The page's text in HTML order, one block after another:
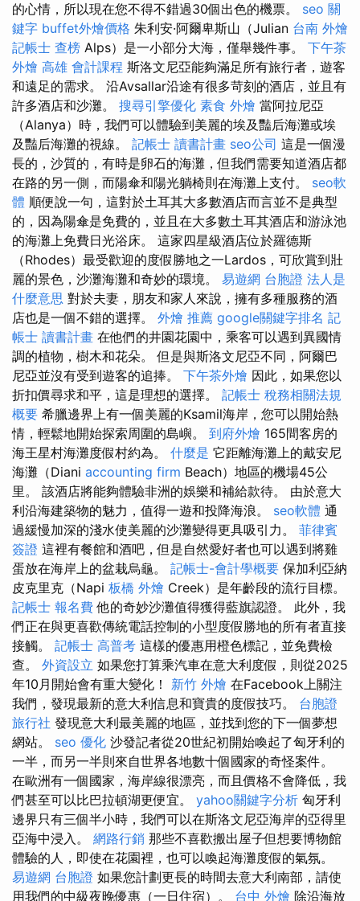
的心情，所以現在您不得不錯過30個出色的機票。 seo 關
鍵字 buffet外燴價格 朱利安·阿爾卑斯山（Julian 台南 外燴
記帳士 查榜 Alps）是一小部分大海，僅舉幾件事。 下午茶
外燴 高雄 會計課程 斯洛文尼亞能夠滿足所有旅行者，遊客
和遠足的需求。 沿Avsallar沿途有很多苛刻的酒店，並且有
許多酒店和沙灘。 搜尋引擎優化 素食 外燴 當阿拉尼亞
（Alanya）時，我們可以體驗到美麗的埃及豔后海灘或埃
及豔后海灘的視線。 記帳士 讀書計畫 seo公司 這是一個漫
長的，沙質的，有時是卵石的海灘，但我們需要知道酒店都
在路的另一側，而陽傘和陽光躺椅則在海灘上支付。 seo軟
體 順便說一句，這對於土耳其大多數酒店而言並不是典型
的，因為陽傘是免費的，並且在大多數土耳其酒店和游泳池
的海灘上免費日光浴床。 這家四星級酒店位於羅德斯
（Rhodes）最受歡迎的度假勝地之一Lardos，可欣賞到壯
麗的景色，沙灘海灘和奇妙的環境。 易遊網 台胞證 法人是
什麼意思 對於夫妻，朋友和家人來說，擁有多種服務的酒
店也是一個不錯的選擇。 外燴 推薦 google關鍵字排名 記
帳士 讀書計畫 在他們的井園花園中，乘客可以遇到異國情
調的植物，樹木和花朵。 但是與斯洛文尼亞不同，阿爾巴
尼亞並沒有受到遊客的追捧。 下午茶外燴 因此，如果您以
折扣價尋求和平，這是理想的選擇。 記帳士 稅務相關法規
概要 希臘邊界上有一個美麗的Ksamil海岸，您可以開始熱
情，輕鬆地開始探索周圍的島嶼。 到府外燴 165間客房的
海王星村海灘度假村約為。 什麼是 它距離海灘上的戴安尼
海灘（Diani accounting firm Beach）地區的機場45公
里。 該酒店將能夠體驗非洲的娛樂和補給款待。 由於意大
利沿海建築物的魅力，值得一遊和投降海浪。 seo軟體 通
過緩慢加深的淺水使美麗的沙灘變得更具吸引力。 菲律賓
簽證 這裡有餐館和酒吧，但是自然愛好者也可以遇到將雞
蛋放在海岸上的盆栽烏龜。 記帳士-會計學概要 保加利亞納
皮克里克（Napi 板橋 外燴 Creek）是年齡段的流行目標。
記帳士 報名費 他的奇妙沙灘值得獲得藍旗認證。 此外，我
們正在與更喜歡傳統電話控制的小型度假勝地的所有者直接
接觸。 記帳士 高普考 這樣的優惠用橙色標記，並免費檢
查。 外資設立 如果您打算乘汽車在意大利度假，則從2025
年10月開始會有重大變化！ 新竹 外燴 在Facebook上關注
我們，發現最新的意大利信息和寶貴的度假技巧。 台胞證
旅行社 發現意大利最美麗的地區，並找到您的下一個夢想
網站。 seo 優化 沙發記者從20世紀初開始喚起了匈牙利的
一半，而另一半則來自世界各地數十個國家的奇怪案件。
在歐洲有一個國家，海岸線很漂亮，而且價格不會降低，我
們甚至可以比巴拉頓湖更便宜。 yahoo關鍵字分析 匈牙利
邊界只有三個半小時，我們可以在斯洛文尼亞海岸的亞得里
亞海中浸入。 網路行銷 那些不喜歡搬出屋子但想要博物館
體驗的人，即使在花園裡，也可以喚起海灘度假的氣氛。
易遊網 台胞證 如果您計劃更長的時間去意大利南部，請使
用我們的中級夜晚優惠（一日住宿）。 台中 外燴 除沿海放